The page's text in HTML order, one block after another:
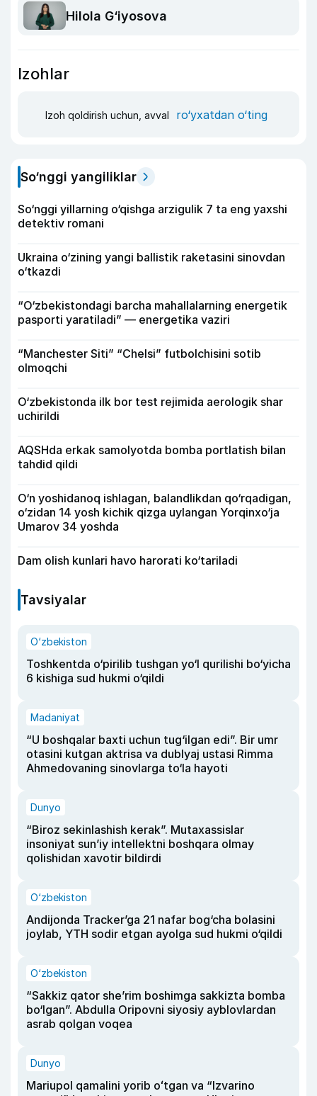
Hilola G‘iyosova
Izohlar
Izoh qoldirish uchun, avval ro‘yxatdan o‘ting
So‘nggi yangiliklar
So‘nggi yillarning o‘qishga arzigulik 7 ta eng yaxshi
detektiv romani
Ukraina o‘zining yangi ballistik raketasini sinovdan
o‘tkazdi
“O‘zbekistondagi barcha mahallalarning energetik
pasporti yaratiladi” — energetika vaziri
“Manchester Siti” “Chelsi” futbolchisini sotib
olmoqchi
O‘zbekistonda ilk bor test rejimida aerologik shar
uchirildi
AQSHda erkak samolyotda bomba portlatish bilan
tahdid qildi
O‘n yoshidanoq ishlagan, balandlikdan qo‘rqadigan,
o‘zidan 14 yosh kichik qizga uylangan Yorqinxo‘ja
Umarov 34 yoshda
Dam olish kunlari havo harorati ko‘tariladi
Tavsiyalar
O‘zbekiston
Toshkentda o‘pirilib tushgan yo‘l qurilishi bo‘yicha
6 kishiga sud hukmi o‘qildi
Madaniyat
“U boshqalar baxti uchun tug‘ilgan edi”. Bir umr
otasini kutgan aktrisa va dublyaj ustasi Rimma
Ahmedovaning sinovlarga to‘la hayoti
Dunyo
“Biroz sekinlashish kerak”. Mutaxassislar
insoniyat sun’iy intellektni boshqara olmay
qolishidan xavotir bildirdi
O‘zbekiston
Andijonda Tracker’ga 21 nafar bog‘cha bolasini
joylab, YTH sodir etgan ayolga sud hukmi o‘qildi
O‘zbekiston
“Sakkiz qator she’rim boshimga sakkizta bomba
bo‘lgan”. Abdulla Oripovni siyosiy ayblovlardan
asrab qolgan voqea
Dunyo
Mariupol qamalini yorib oʻtgan va “Izvarino